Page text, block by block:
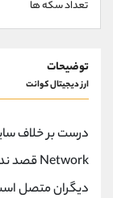
تعداد سکه ها
توضیحات
ارز دیجیتال کوانت
Network قصد ندارد با ساخت
دیگران متصل